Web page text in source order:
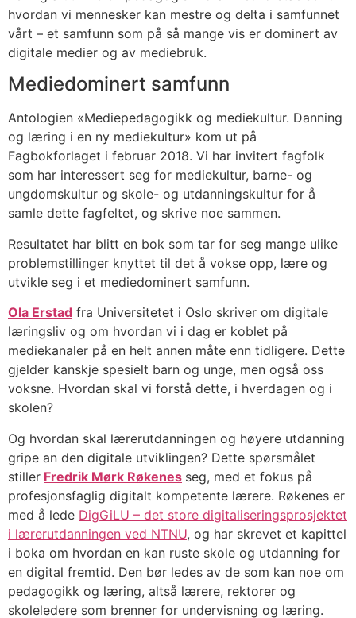
hvordan vi mennesker kan mestre og delta i samfunnet
vårt – et samfunn som på så mange vis er dominert av
digitale medier og av mediebruk.
Mediedominert samfunn
Antologien «Mediepedagogikk og mediekultur. Danning
og læring i en ny mediekultur» kom ut på
Fagbokforlaget i februar 2018. Vi har invitert fagfolk
som har interessert seg for mediekultur, barne- og
ungdomskultur og skole- og utdanningskultur for å
samle dette fagfeltet, og skrive noe sammen.
Resultatet har blitt en bok som tar for seg mange ulike
problemstillinger knyttet til det å vokse opp, lære og
utvikle seg i et mediedominert samfunn.
Ola Erstad fra Universitetet i Oslo skriver om digitale
læringsliv og om hvordan vi i dag er koblet på
mediekanaler på en helt annen måte enn tidligere. Dette
gjelder kanskje spesielt barn og unge, men også oss
voksne. Hvordan skal vi forstå dette, i hverdagen og i
skolen?
Og hvordan skal lærerutdanningen og høyere utdanning
gripe an den digitale utviklingen? Dette spørsmålet
stiller Fredrik Mørk Røkenes seg, med et fokus på
profesjonsfaglig digitalt kompetente lærere. Røkenes er
med å lede DigGiLU – det store digitaliseringsprosjektet
i lærerutdanningen ved NTNU, og har skrevet et kapittel
i boka om hvordan en kan ruste skole og utdanning for
en digital fremtid. Den bør ledes av de som kan noe om
pedagogikk og læring, altså lærere, rektorer og
skoleledere som brenner for undervisning og læring.